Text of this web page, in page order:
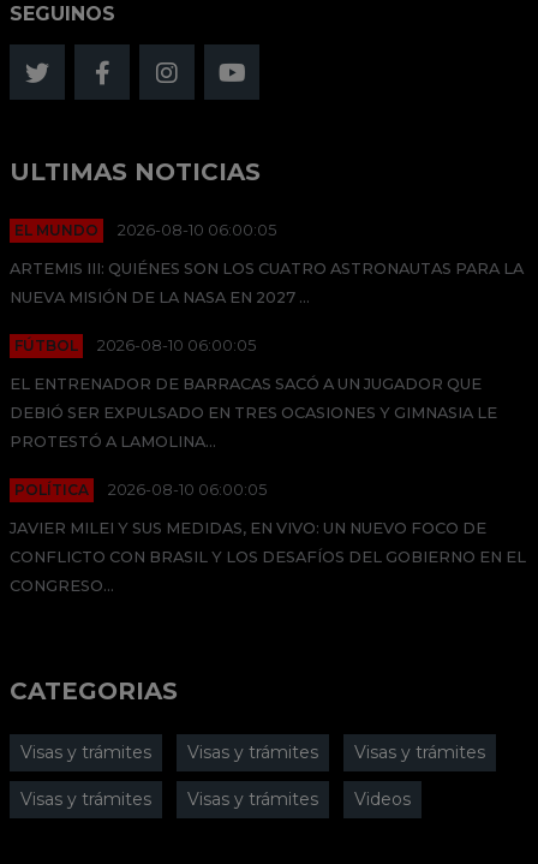
SEGUINOS
ULTIMAS NOTICIAS
EL MUNDO 2026-08-10 06:00:05
ARTEMIS III: QUIÉNES SON LOS CUATRO ASTRONAUTAS PARA LA
NUEVA MISIÓN DE LA NASA EN 2027 ...
FÚTBOL 2026-08-10 06:00:05
EL ENTRENADOR DE BARRACAS SACÓ A UN JUGADOR QUE
DEBIÓ SER EXPULSADO EN TRES OCASIONES Y GIMNASIA LE
PROTESTÓ A LAMOLINA...
POLÍTICA 2026-08-10 06:00:05
JAVIER MILEI Y SUS MEDIDAS, EN VIVO: UN NUEVO FOCO DE
CONFLICTO CON BRASIL Y LOS DESAFÍOS DEL GOBIERNO EN EL
CONGRESO...
CATEGORIAS
Visas y trámites Visas y trámites Visas y trámites
Visas y trámites Visas y trámites Videos